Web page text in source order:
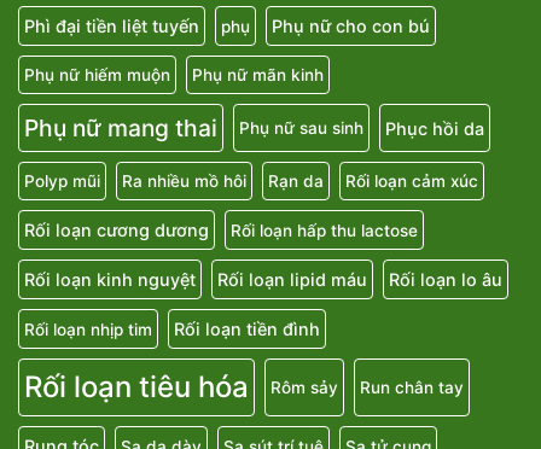
Phì đại tiền liệt tuyến phụ Phụ nữ cho con bú
Phụ nữ hiếm muộn Phụ nữ mãn kinh
Phụ nữ mang thai Phụ nữ sau sinh Phục hồi da
Polyp mũi Ra nhiều mồ hôi Rạn da Rối loạn cảm xúc
Rối loạn cương dương Rối loạn hấp thu lactose
Rối loạn kinh nguyệt Rối loạn lipid máu Rối loạn lo âu
Rối loạn nhịp tim Rối loạn tiền đình
Rối loạn tiêu hóa Rôm sảy Run chân tay